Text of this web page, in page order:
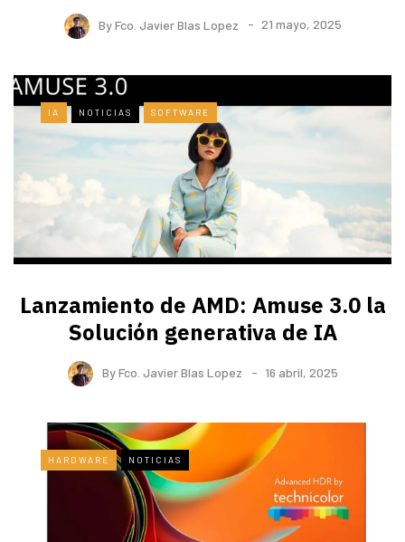
ByFco. Javier Blas Lopez 21 mayo, 2025
IA NOTICIAS SOFTWARE
Lanzamiento de AMD: Amuse 3.0 la
Solución generativa de IA
ByFco. Javier Blas Lopez 16 abril, 2025
HARDWARE NOTICIAS